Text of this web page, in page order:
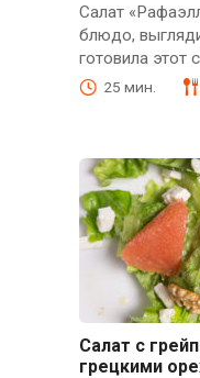
Салат
блюдо,
готовила этот
25 мин.
Cалат с
грецкими